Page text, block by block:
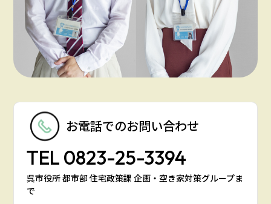
お電話でのお問い合わせ
TEL 0823-25-3394
呉市役所 都市部 住宅政策課 企画・空き家対策グループま
で